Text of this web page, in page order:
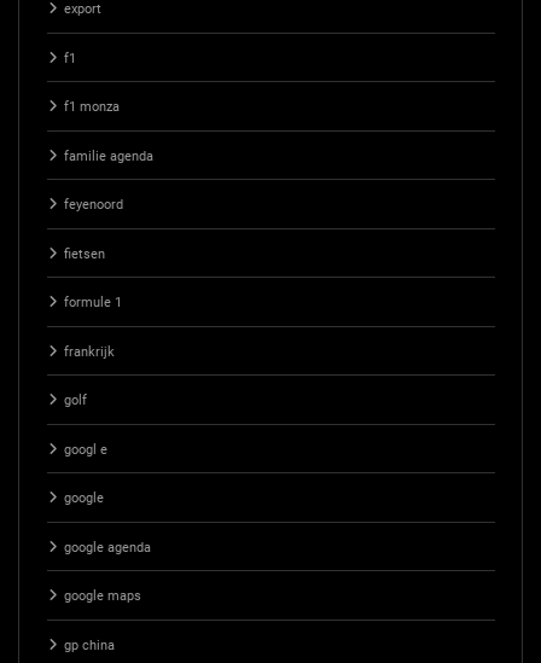
export
f1
f1 monza
familie agenda
feyenoord
fietsen
formule 1
frankrijk
golf
googl e
google
google agenda
google maps
gp china